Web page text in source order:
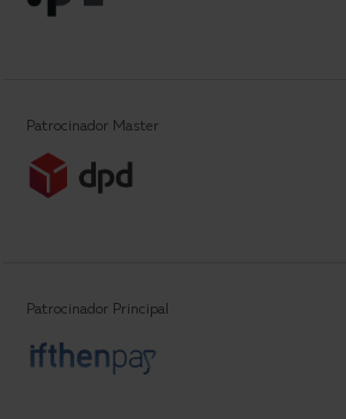
Patrocinador Master
Patrocinador Principal